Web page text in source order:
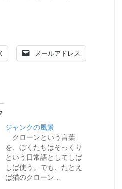
メールアドレス
ジャンクの風景
クローンという言葉
を、ぼくたちはそっくり
という日常語としてしば
しば使う。でも、たとえ
ば猫のクローン…